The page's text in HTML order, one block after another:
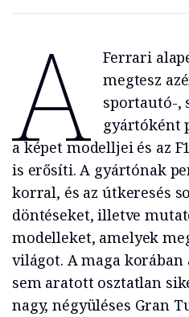
A
Ferrari
megtesz
sportautó-,
gyártóként
a képet modelljei és az
is erősíti. A gyártónak
korral, és az útkeresés
döntéseket, illetve
modelleket, amelyek
világot. A maga korában
sem aratott osztatlan
nagy, négyüléses Gran